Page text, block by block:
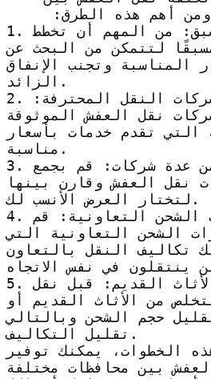
أهم هذه الطرق:
1. قم بالتخطيط المسبق: من المهم أن تخطط
لتتمكن من البحث عن
المناسبة وتجنب الإنفاق
الزائد.
2. استخدم خدمات شركات النقل المحترفة:
نقل العفش الموثوقة
التي تقدم خدمات بأسعار
مناسبة.
3. احصل على عروض من عدة شركات: قم بجمع
نقل العفش وقارن بينها
لتختار العرض الأنسب لك.
4. استخدم خدمات الشحن التعاونية: قم
الشحن التعاونية التي
تكاليف النقل بالتعاون
5. قم بالتخلي عن الأثاث القديم: قبل نقل
من الأثاث القديم أو
حجم الشحن وبالتالي
تقليل التكاليف.
الخطوات، يمكنك توفير
بين محافظات مختلفة